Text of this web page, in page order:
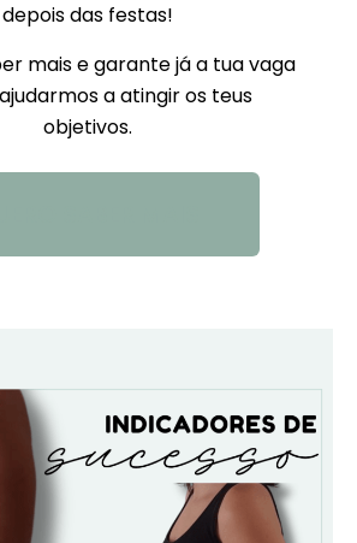
depois das festas!
mais e garante já a tua vaga
a atingir os teus
objetivos.